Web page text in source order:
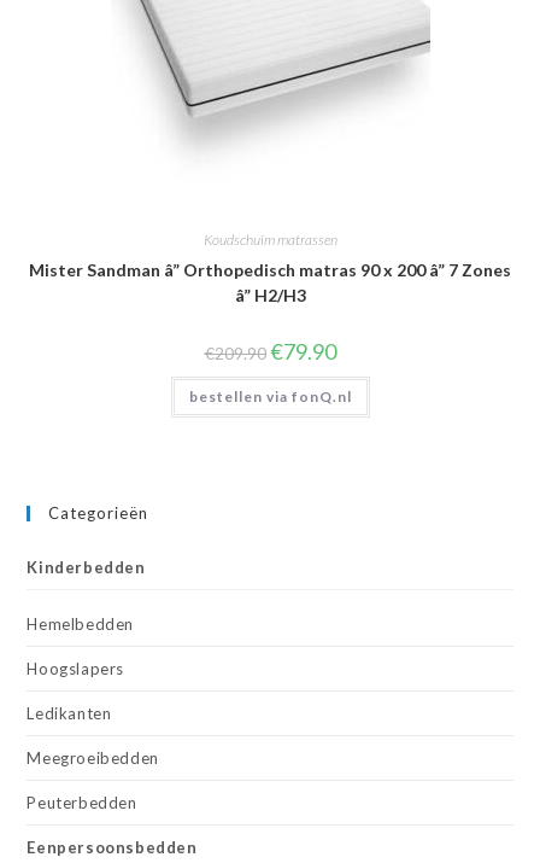
Koudschuim matrassen
Mister Sandman â” Orthopedisch matras 90 x 200 â” 7 Zones
â” H2/H3
€209.90 Oorspronkelijke
prijs
was:
€209.90.
€79.90Huidige
prijs
is:
€79.90.
bestellen via fonQ.nl
Categorieën
Kinderbedden
Hemelbedden
Hoogslapers
Ledikanten
Meegroeibedden
Peuterbedden
Eenpersoonsbedden